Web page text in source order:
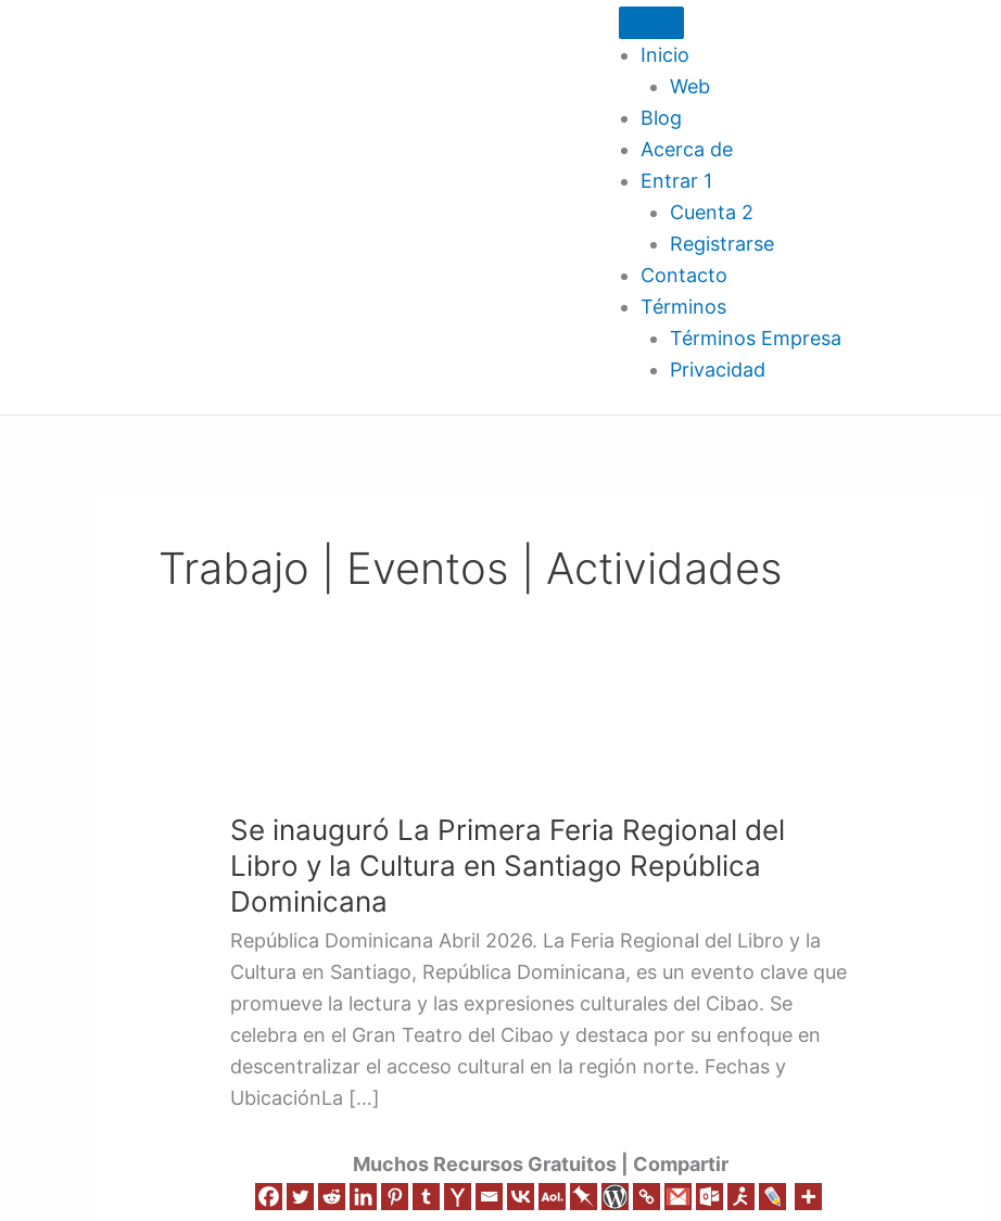
Inicio
Web
Blog
Acerca de
Entrar 1
Cuenta 2
Registrarse
Contacto
Términos
Términos Empresa
Privacidad
Trabajo | Eventos | Actividades
Se inauguró La Primera Feria Regional del
Libro y la Cultura en Santiago República
Dominicana
República Dominicana Abril 2026. La Feria Regional del Libro y la
Cultura en Santiago, República Dominicana, es un evento clave que
promueve la lectura y las expresiones culturales del Cibao. Se
celebra en el Gran Teatro del Cibao y destaca por su enfoque en
descentralizar el acceso cultural en la región norte. Fechas y
UbicaciónLa […]
Muchos Recursos Gratuitos | Compartir
La
Primera
Feria
del
Libro
y
la
Cultura
en
Dominicana